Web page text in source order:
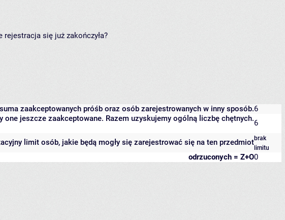
się już zakończyła?
zaakceptowanych próśb oraz osób zarejestrowanych w inny sposób.6
one jeszcze zaakceptowane. Razem uzyskujemy ogólną liczbę chętnych.6
limit osób, jakie będą mogły się zarejestrować się na ten przedmiotbrak
limitu
odrzuconych = Z+O0